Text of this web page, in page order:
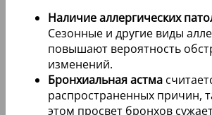
Наличие аллергических
Сезонные и другие виды
повышают вероятность
изменений.
Бронхиальная астма
распространенных причин,
этом просвет бронхов